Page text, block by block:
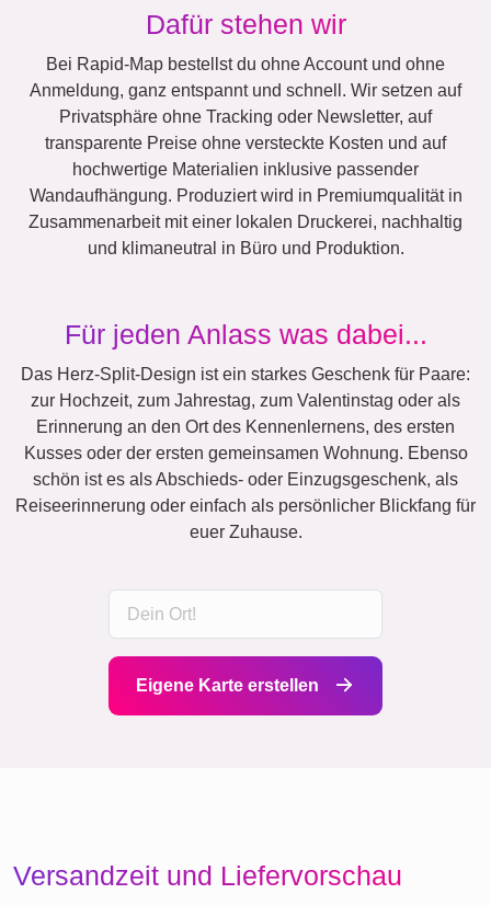
Dafür stehen wir
Bei Rapid-Map bestellst du ohne Account und ohne
Anmeldung, ganz entspannt und schnell. Wir setzen auf
Privatsphäre ohne Tracking oder Newsletter, auf
transparente Preise ohne versteckte Kosten und auf
hochwertige Materialien inklusive passender
Wandaufhängung. Produziert wird in Premiumqualität in
Zusammenarbeit mit einer lokalen Druckerei, nachhaltig
und klimaneutral in Büro und Produktion.
Für jeden Anlass was dabei...
Das Herz-Split-Design ist ein starkes Geschenk für Paare:
zur Hochzeit, zum Jahrestag, zum Valentinstag oder als
Erinnerung an den Ort des Kennenlernens, des ersten
Kusses oder der ersten gemeinsamen Wohnung. Ebenso
schön ist es als Abschieds- oder Einzugsgeschenk, als
Reiseerinnerung oder einfach als persönlicher Blickfang für
euer Zuhause.
Eigene Karte erstellen
Versandzeit und Liefervorschau